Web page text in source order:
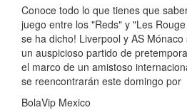
Conoce todo lo que tienes que
juego entre los "Reds" y "Les
se ha dicho! Liverpool y AS
un auspicioso partido de
el marco de un amistoso
se reencontrarán este domingo por
BolaVip Mexico